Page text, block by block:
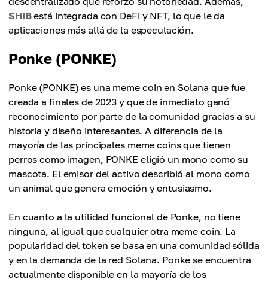
SHIBestá integrada con DeFi y NFT, lo que le da
aplicaciones más allá de la especulación.
Ponke (PONKE)
Ponke (PONKE) es una meme coin en Solana que fue
creada a finales de 2023 y que de inmediato ganó
reconocimiento por parte de la comunidad gracias a su
historia y diseño interesantes. A diferencia de la
mayoría de las principales meme coins que tienen
perros como imagen, PONKE eligió un mono como su
mascota. El emisor del activo describió al mono como
un animal que genera emoción y entusiasmo.
En cuanto a la utilidad funcional de Ponke, no tiene
ninguna, al igual que cualquier otra meme coin. La
popularidad del token se basa en una comunidad sólida
y en la demanda de la red Solana. Ponke se encuentra
actualmente disponible en la mayoría de los